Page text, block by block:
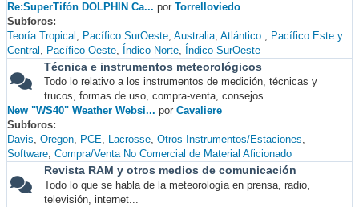
Re:SuperTifón DOLPHIN Ca... por Torrelloviedo
Subforos
Teoría Tropical
Pacífico SurOeste Australia Atlántico
Pacífico Este y
Central
Pacífico Oeste Índico Norte Índico SurOeste
Técnica e instrumentos meteorológicos
Todo lo relativo a los instrumentos de medición, técnicas y
trucos, formas de uso, compra-venta, consejos...
New "WS40" Weather Websi... por Cavaliere
Subforos
Davis Oregon PCE Lacrosse Otros Instrumentos/Estaciones
Software Compra/Venta No Comercial de Material Aficionado
Revista RAM y otros medios de comunicación
Todo lo que se habla de la meteorología en prensa, radio,
televisión, internet...